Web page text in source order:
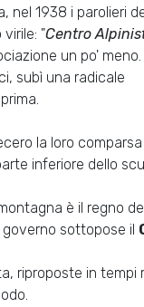
nel 1938 i parolieri
"Centro
un po' meno.
subì una radicale
la loro comparsa
inferiore dello
è il regno
sottopose il
riproposte in tempi